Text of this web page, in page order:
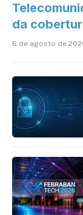
da
6 de agosto de